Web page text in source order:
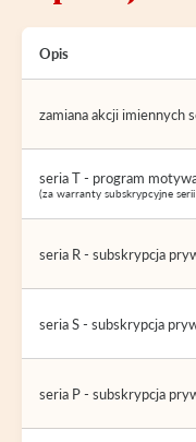
Opis
zamiana akcji imiennych
seria T - program
(za warranty subskrypcyjne
seria R - subskrypcja
seria S - subskrypcja
seria P - subskrypcja